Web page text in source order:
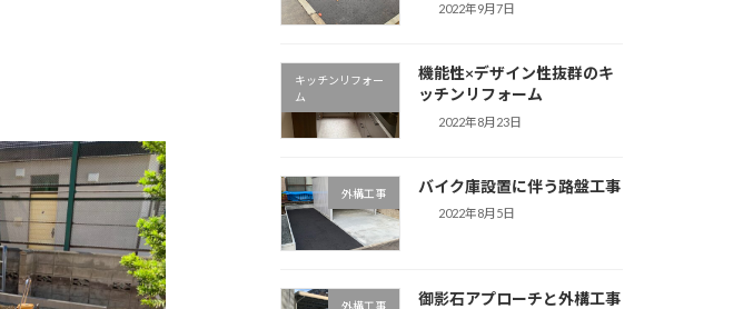
2022年9月7日
キッチンリフォー
ム
機能性×デザイン性抜群のキ
ッチンリフォーム
2022年8月23日
外構工事 バイク庫設置に伴う路盤工事
2022年8月5日
外構工事 御影石アプローチと外構工事